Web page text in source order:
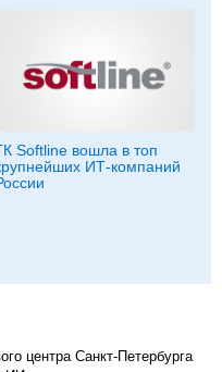
Softline вошла в топ
ИТ-компаний
центра Санкт‑Петербурга